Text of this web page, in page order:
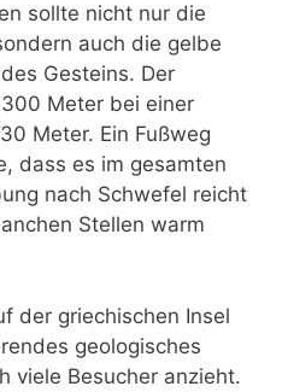
sollte nicht nur die
auch die gelbe
Gesteins. Der
Meter bei einer
Meter. Ein Fußweg
dass es im gesamten
nach Schwefel reicht
Stellen warm
der griechischen Insel
geologisches
viele Besucher anzieht.